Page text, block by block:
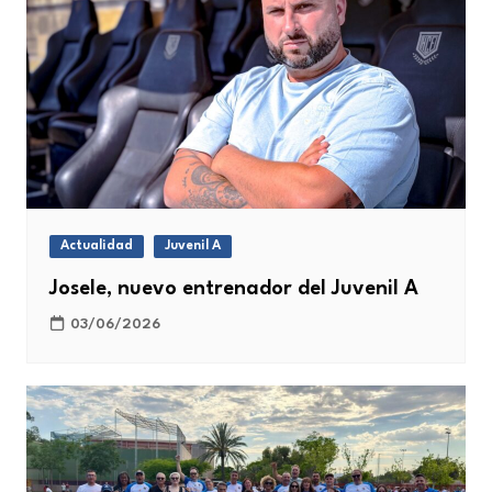
Actualidad Juvenil A
Josele, nuevo entrenador del Juvenil A
03/06/2026